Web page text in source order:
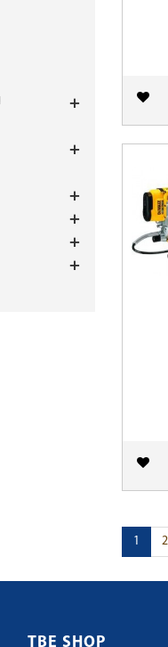
1 2
TBE SHOP